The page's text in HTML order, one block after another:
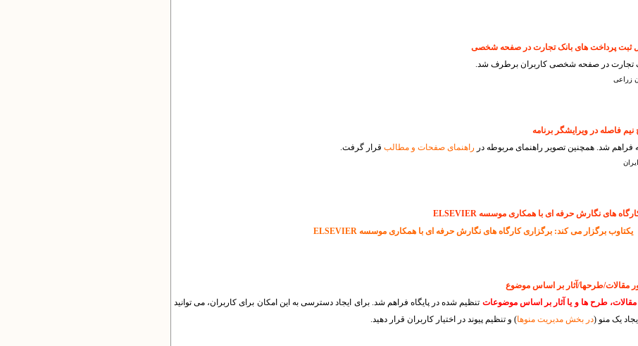
تجارت در صفحه شخصی کاربران برطرف شد.
زراعی
فراهم شد. همچنین تصویر راهنمای مربوطه در راهنمای صفحات و مطالب قرار گرفت.
یکتاوب برگزار می کند: برگزاری کارگاه های نگارش حرفه ای با همکاری موسسه ELSEVIER
طرح ها و یا آثار بر اساس موضوعات تنظیم شده در پایگاه فراهم شد. برای ایجاد دسترسی به این امکان برای کاربران، می توانید
یک منو (در بخش مدیریت منوها) و تنظیم پیوند در اختیار کاربران قرار دهید.